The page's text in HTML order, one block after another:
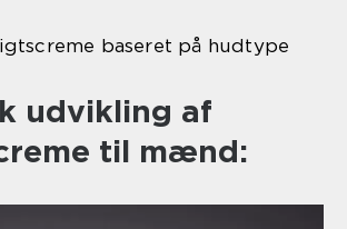
baseret på hudtype
udvikling af
til mænd: